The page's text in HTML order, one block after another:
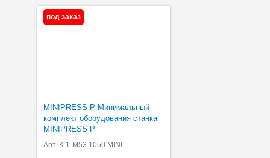
под заказ
MINIPRESS P Минимальный
комплект оборудования станка
MINIPRESS P
Арт. K.1-M53.1050.MINI